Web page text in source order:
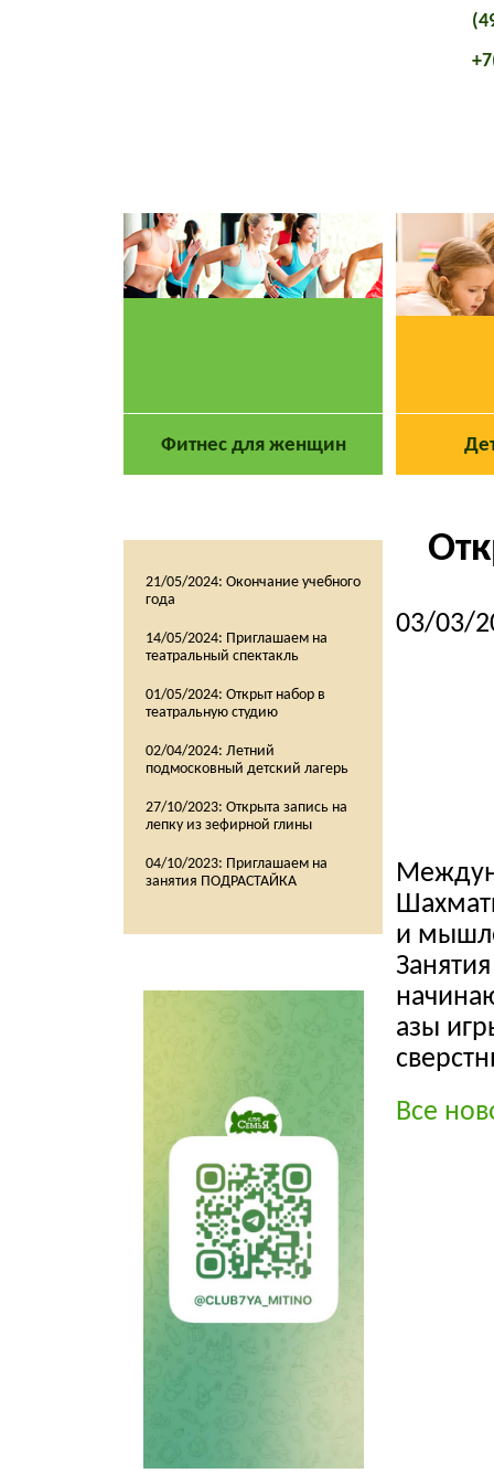
Фитнес для женщин
21/05/2024: Окончание учебного
года
14/05/2024: Приглашаем на
театральный спектакль
01/05/2024: Открыт набор в
театральную студию
02/04/2024: Летний
подмосковный детский лагерь
27/10/2023: Открыта запись на
лепку из зефирной глины
04/10/2023: Приглашаем на
занятия ПОДРАСТАЙКА
03/03/
и
азы
Все